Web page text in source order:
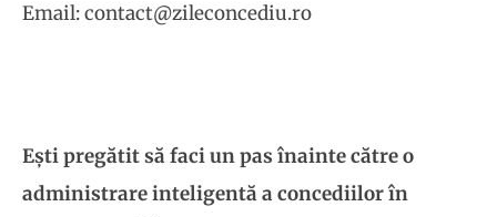
Email: contact@zileconcediu.ro
Ești pregătit să faci un pas înainte către o
administrare inteligentă a concediilor în